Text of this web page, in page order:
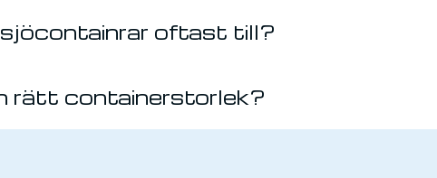
oftast till?
rätt containerstorlek?